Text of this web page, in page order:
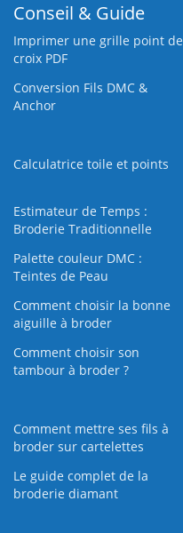
Conseil & Guide
Imprimer une grille point de
croix PDF
Conversion Fils DMC &
Anchor
Calculatrice toile et points
Estimateur de Temps :
Broderie Traditionnelle
Palette couleur DMC :
Teintes de Peau
Comment choisir la bonne
aiguille à broder
Comment choisir son
tambour à broder ?
Comment mettre ses fils à
broder sur cartelettes
Le guide complet de la
broderie diamant